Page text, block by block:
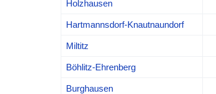
Holzhausen
Hartmannsdorf-Knautnaundorf
Miltitz
Böhlitz-Ehrenberg
Burghausen